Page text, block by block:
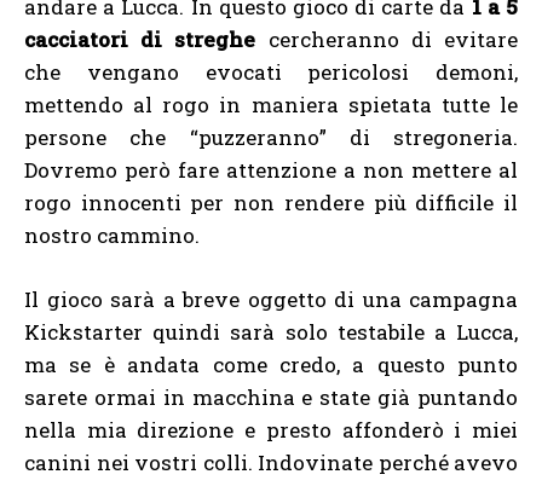
andare a Lucca. In questo gioco di carte da 1 a 5
cacciatori di streghe cercheranno di evitare
che vengano evocati pericolosi demoni,
mettendo al rogo in maniera spietata tutte le
persone che “puzzeranno” di stregoneria.
Dovremo però fare attenzione a non mettere al
rogo innocenti per non rendere più difficile il
nostro cammino.
Il gioco sarà a breve oggetto di una campagna
Kickstarter quindi sarà solo testabile a Lucca,
ma se è andata come credo, a questo punto
sarete ormai in macchina e state già puntando
nella mia direzione e presto affonderò i miei
canini nei vostri colli. Indovinate perché avevo